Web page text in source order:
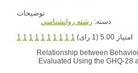
توضیحات
دسته: رشته روانشناسي
1 1 1 1 1 1 1 1 1 1
امتیاز 5.00 (1 رای)
Relationship between
Evaluated Using the GHQ-28